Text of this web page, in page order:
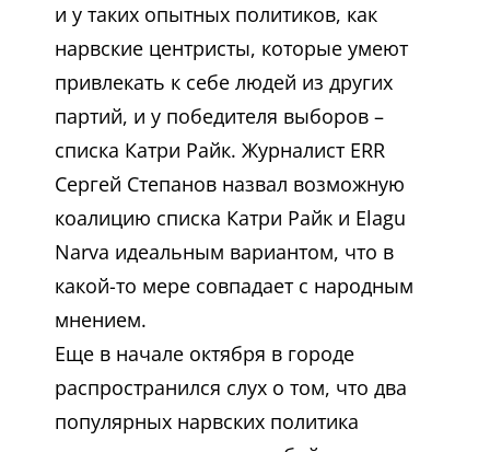
и у таких опытных политиков, как
нарвские центристы, которые умеют
привлекать к себе людей из других
партий, и у победителя выборов –
списка Катри Райк. Журналист ERR
Cергей Степанов назвал возможную
коалицию списка Катри Райк и Elagu
Narva идеальным вариантом, что в
какой-то мере совпадает с народным
мнением.
Еще в начале октября в городе
распространился слух о том, что два
популярных нарвских политика